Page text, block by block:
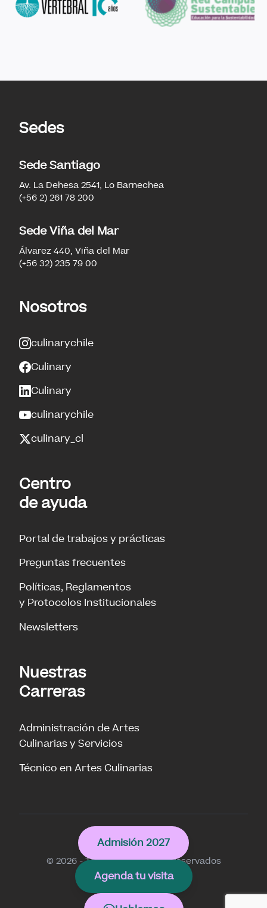
Sedes
Sede Santiago
Av. La Dehesa 2541, Lo Barnechea
(+56 2) 261 78 200
Sede Viña del Mar
Álvarez 440, Viña del Mar
(+56 32) 235 79 00
Nosotros
culinarychile
Culinary
Culinary
culinarychile
culinary_cl
Centro
de ayuda
Portal de trabajos y prácticas
Preguntas frecuentes
Políticas, Reglamentos
y Protocolos Institucionales
Newsletters
Nuestras
Carreras
Administración de Artes
Culinarias y Servicios
Técnico en Artes Culinarias
Culinary
© 2026 - Todos los derechos reservados
Admisión 2027
Agenda tu visita